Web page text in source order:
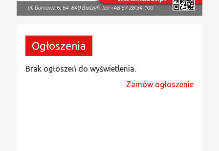
Ogłoszenia
Brak ogłoszeń do wyświetlenia.
Zamów ogłoszenie